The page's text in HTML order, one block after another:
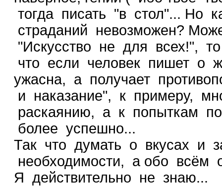
тогда писать "в стол"... Но
страданий невозможен?
"Искусство не для всех!",
что если человек пишет о
ужасна, а получает
и наказание", к примеру,
раскаянию, а к попыткам
более успешно...
Так что думать о вкусах и
необходимости, а обо всём
Я действительно не знаю...